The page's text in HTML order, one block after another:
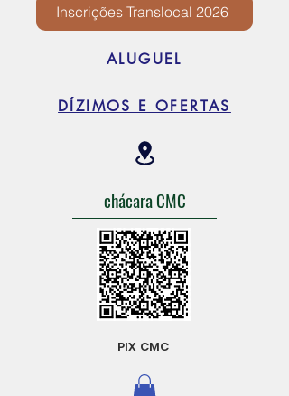
Inscrições Translocal 2026
ALUGUEL
DÍZIMOS E OFERTAS
chácara CMC
PIX CMC